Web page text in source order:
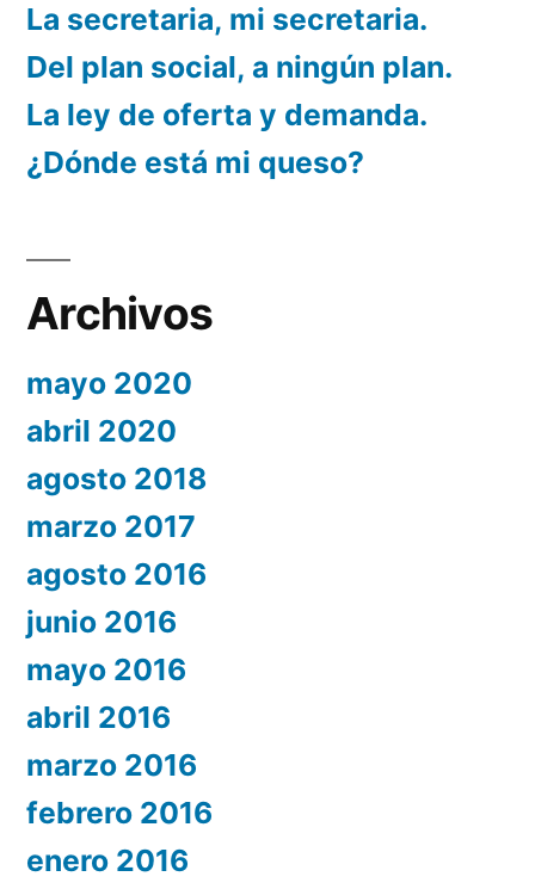
La secretaria, mi secretaria.
Del plan social, a ningún plan.
La ley de oferta y demanda.
¿Dónde está mi queso?
Archivos
mayo 2020
abril 2020
agosto 2018
marzo 2017
agosto 2016
junio 2016
mayo 2016
abril 2016
marzo 2016
febrero 2016
enero 2016